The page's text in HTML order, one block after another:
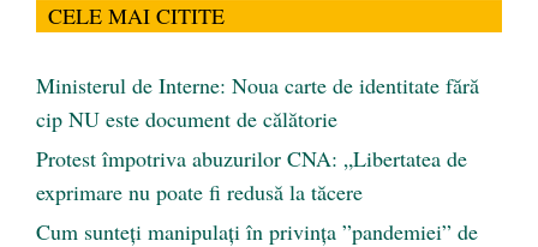
CELE MAI CITITE
Ministerul de Interne: Noua carte de identitate fără
cip NU este document de călătorie
Protest împotriva abuzurilor CNA: „Libertatea de
exprimare nu poate fi redusă la tăcere
Cum sunteți manipulați în privința ”pandemiei” de